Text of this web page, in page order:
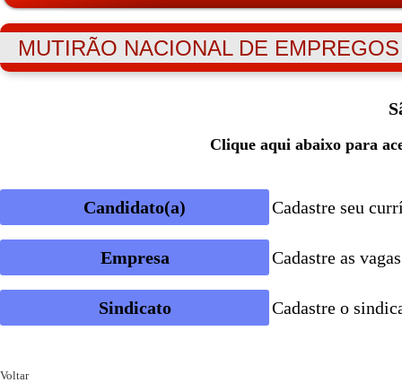
MUTIRÃO NACIONAL DE
Clique aqui abaixo para
Candidato(a) Cadastre seu
Empresa Cadastre as
Sindicato Cadastre o
Voltar